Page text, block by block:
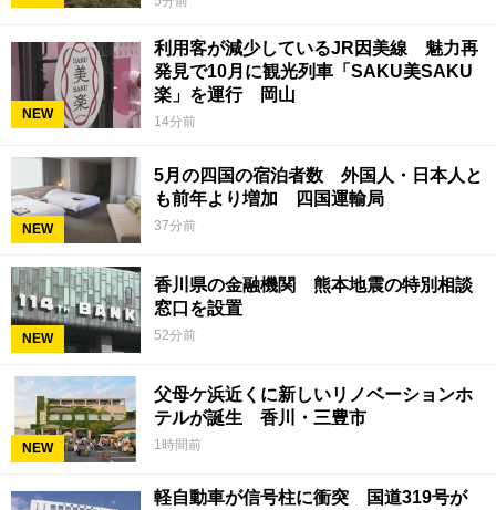
NEW
利用客が減少しているJR因美線 魅力再
発見で10月に観光列車「SAKU美SAKU
楽」を運行 岡山
14分前
NEW
5月の四国の宿泊者数 外国人・日本人と
も前年より増加 四国運輸局
37分前
NEW
香川県の金融機関 熊本地震の特別相談
窓口を設置
52分前
NEW
父母ケ浜近くに新しいリノベーションホ
テルが誕生 香川・三豊市
1時間前
軽自動車が信号柱に衝突 国道319号が